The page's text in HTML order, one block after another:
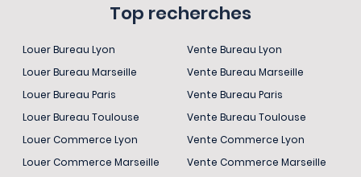
Top recherches
Louer Bureau Lyon
Louer Bureau Marseille
Louer Bureau Paris
Louer Bureau Toulouse
Louer Commerce Lyon
Louer Commerce Marseille
Vente Bureau Lyon
Vente Bureau Marseille
Vente Bureau Paris
Vente Bureau Toulouse
Vente Commerce Lyon
Vente Commerce Marseille